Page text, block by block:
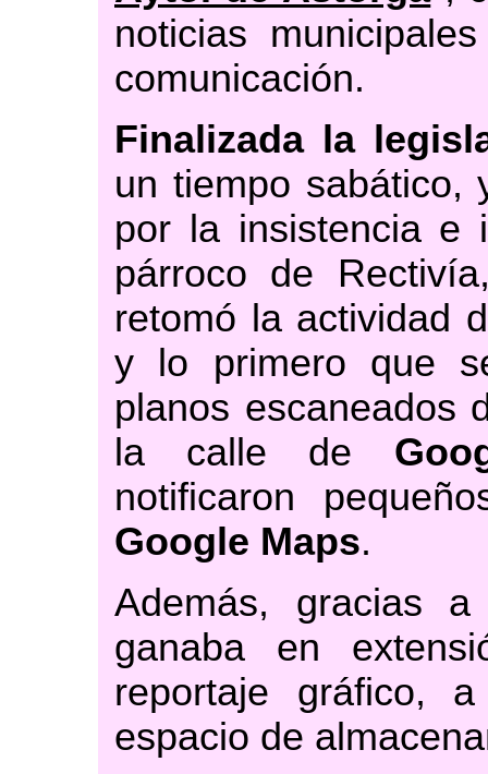
noticias
comunicación.
Finalizada la
un tiempo sabático,
por la insistencia e
párroco de
retomó la actividad
y lo primero que
planos escaneados
la calle de
notificaron
Google Maps.
Además, gracias
ganaba en
reportaje gráfico,
espacio de